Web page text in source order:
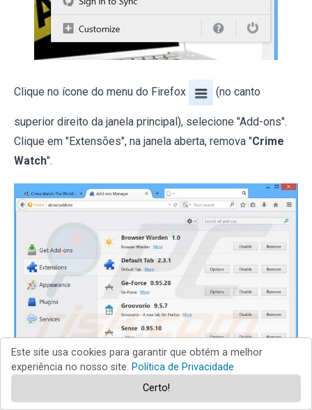
Clique no ícone do menu do Firefox (no canto
superior direito da janela principal), selecione "Add-ons".
Clique em "Extensões", na janela aberta, remova "Crime
Watch".
Método opcional:
Este site usa cookies para garantir que obtém a melhor
experiência no nosso site. Política de Privacidade
Certo!